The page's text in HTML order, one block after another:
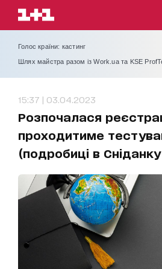
Голос країни: кастинг
Шлях майстра разом із Work.ua та KSE
15:37 | 03.04.2023
Розпочалася
проходитиме
(подробиці в Сніданку